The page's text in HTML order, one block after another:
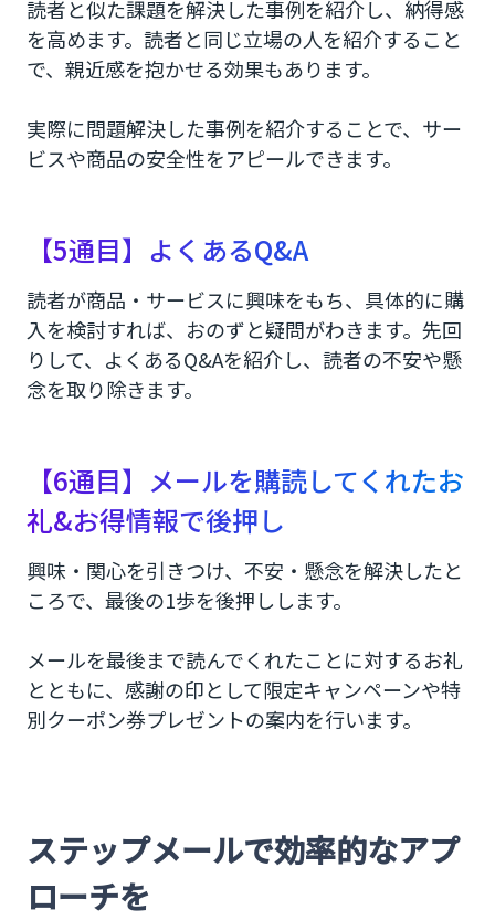
読者と似た課題を解決した事例を紹介し、納得感
を高めます。読者と同じ立場の人を紹介すること
で、親近感を抱かせる効果もあります。
実際に問題解決した事例を紹介することで、サー
ビスや商品の安全性をアピールできます。
【5通目】よくあるQ&A
読者が商品・サービスに興味をもち、具体的に購
入を検討すれば、おのずと疑問がわきます。先回
りして、よくあるQ&Aを紹介し、読者の不安や懸
念を取り除きます。
【6通目】メールを購読してくれたお
礼&お得情報で後押し
興味・関心を引きつけ、不安・懸念を解決したと
ころで、最後の1歩を後押しします。
メールを最後まで読んでくれたことに対するお礼
とともに、感謝の印として限定キャンペーンや特
別クーポン券プレゼントの案内を行います。
ステップメールで効率的なアプ
ローチを